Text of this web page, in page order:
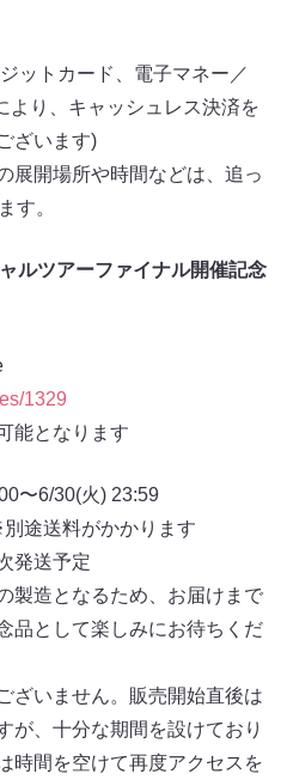
ットカード、電子マネー／
り、キャッシュレス決済を
ざいます)
展開場所や時間などは、追っ
す。
ルツアーファイナル開催記念
1329
能となります
〜6/30(火) 23:59
途送料がかかります
発送予定
製造となるため、お届けまで
品として楽しみにお待ちくだ
ざいません。販売開始直後は
が、十分な期間を設けており
時間を空けて再度アクセスを